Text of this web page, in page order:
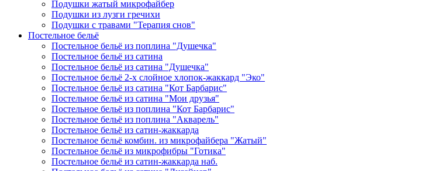
Подушки жатый микрофайбер
Подушки из лузги гречихи
Подушки с травами "Терапия снов"
Постельное бельё
Постельное бельё из поплина "Душечка"
Постельное бельё из сатина
Постельное бельё из сатина "Душечка"
Постельное бельё 2-х слойное хлопок-жаккард "Эко"
Постельное бельё из сатина "Кот Барбарис"
Постельное бельё из сатина "Мои друзья"
Постельное бельё из поплина "Кот Барбарис"
Постельное бельё из поплина "Акварель"
Постельное бельё из сатин-жаккарда
Постельное бельё комбин. из микрофайбера "Жатый"
Постельное бельё из микрофибры "Готика"
Постельное бельё из сатин-жаккарда наб.